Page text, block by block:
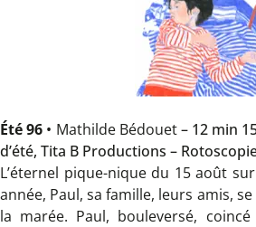
Été 96 • Mathilde Bédouet– 12 min
d’été, Tita B Productions –
L’éternel pique-nique du 15 août
année, Paul, sa famille, leurs amis,
la marée. Paul, bouleversé,